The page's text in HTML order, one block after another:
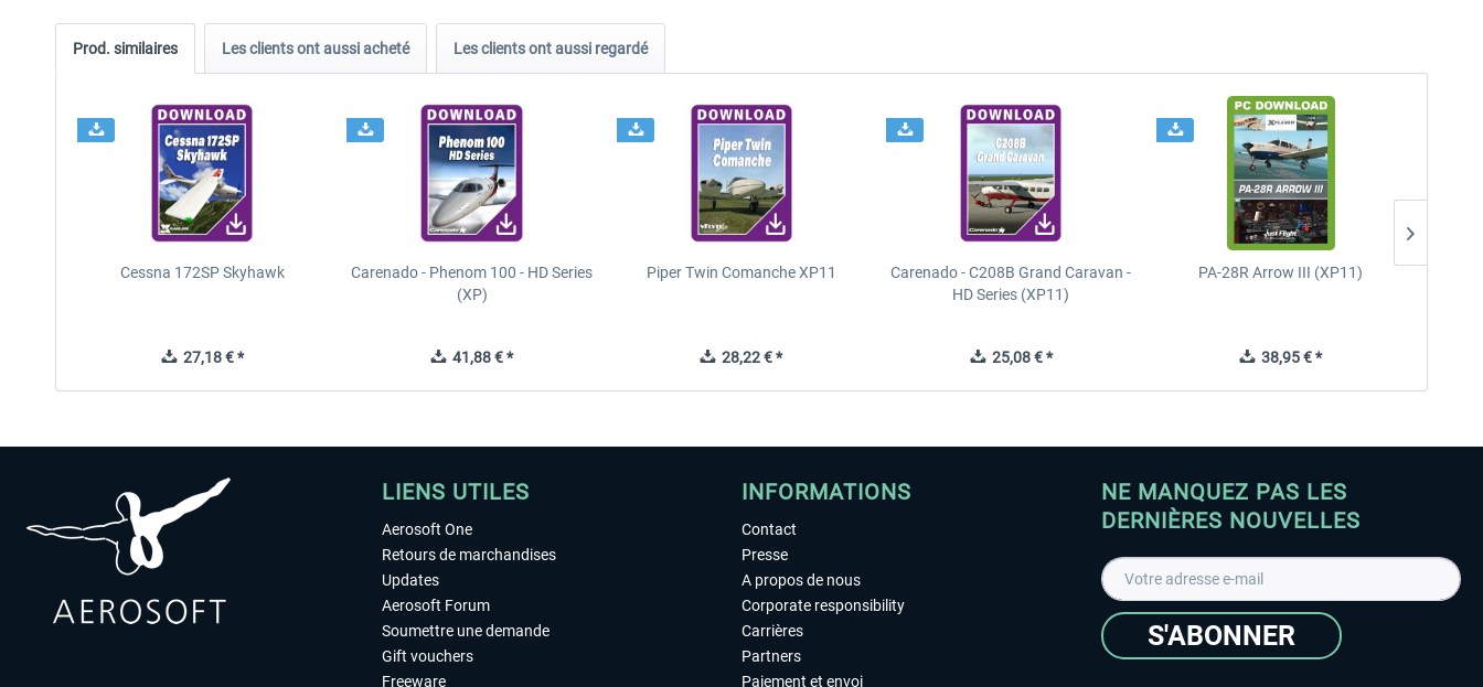
Prod. similaires Les clients ont aussi acheté Les clients ont aussi regardé
Cessna 172SP Skyhawk
27,18 € *
Carenado - Phenom 100 - HD Series
(XP)
41,88 € *
Piper Twin Comanche XP11
28,22 € *
Carenado - C208B Grand Caravan -
HD Series (XP11)
25,08 € *
PA-28R Arrow III (XP11)
38,95 € *
LIENS UTILES
Aerosoft One
Retours de marchandises
Updates
Aerosoft Forum
Soumettre une demande
Gift vouchers
Freeware
INFORMATIONS
Contact
Presse
A propos de nous
Corporate responsibility
Carrières
Partners
Paiement et envoi
NE MANQUEZ PAS LES
DERNIÈRES NOUVELLES
S'ABONNER